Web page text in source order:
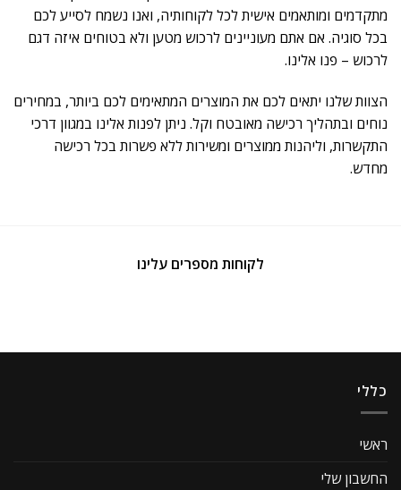
מתקדמים ומותאמים אישית לכל לקוחותיה, ואנו נשמח לסייע לכם
בכל סוגיה. אם אתם מעוניינים לרכוש מטען ולא בטוחים איזה דגם
לרכוש – פנו אלינו.
הצוות שלנו יתאים לכם את המוצרים המתאימים לכם ביותר, במחירים
נוחים ובתהליך רכישה מאובטח וקל. ניתן לפנות אלינו במגוון דרכי
התקשרות, וליהנות ממוצרים ומשירות ללא פשרות בכל רכישה
מחדש.
לקוחות מספרים עלינו
כללי
ראשי
החשבון שלי